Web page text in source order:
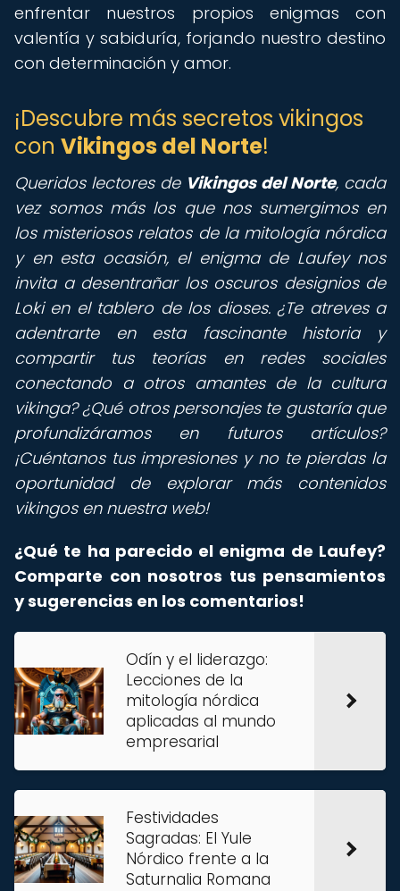
enfrentar nuestros propios enigmas con
valentía y sabiduría, forjando nuestro destino
con determinación y amor.
¡Descubre más secretos vikingos
con Vikingos del Norte!
Queridos lectores de Vikingos del Norte, cada
vez somos más los que nos sumergimos en
los misteriosos relatos de la mitología nórdica
y en esta ocasión, el enigma de Laufey nos
invita a desentrañar los oscuros designios de
Loki en el tablero de los dioses. ¿Te atreves a
adentrarte en esta fascinante historia y
compartir tus teorías en redes sociales
conectando a otros amantes de la cultura
vikinga? ¿Qué otros personajes te gustaría que
profundizáramos en futuros artículos?
¡Cuéntanos tus impresiones y no te pierdas la
oportunidad de explorar más contenidos
vikingos en nuestra web!
¿Qué te ha parecido el enigma de Laufey?
Comparte con nosotros tus pensamientos
y sugerencias en los comentarios!
Odín y el liderazgo:
Lecciones de la
mitología nórdica
aplicadas al mundo
empresarial
Festividades
Sagradas: El Yule
Nórdico frente a la
Saturnalia Romana